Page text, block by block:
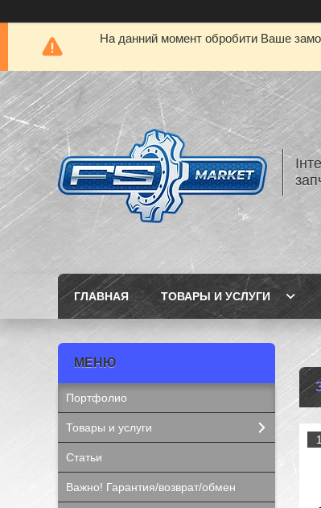
На данний момент обробити Ваше
ГЛАВНАЯ ТОВАРЫ И УСЛУГИ
Портфолио
Товары и услуги
Статьи
Важно! Гарантия/возврат/обмен